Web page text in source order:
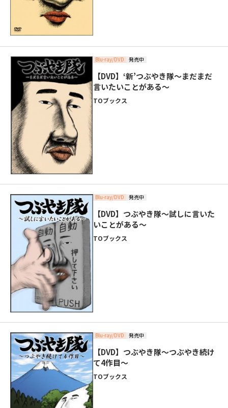
Blu-ray/DVD 発売中
【DVD】‘新’つぶやき隊～まだまだ
言いたいことがある～
TOブックス
Blu-ray/DVD 発売中
【DVD】つぶやき隊～試しに言いた
いことがある～
TOブックス
Blu-ray/DVD 発売中
【DVD】つぶやき隊～つぶやき続け
て4作目～
TOブックス